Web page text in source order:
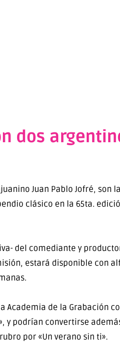
dos
Juan Pablo Jofré, son
clásico en la 65ta.
del comediante y
estará disponible con
Academia de la Grabación
y podrían convertirse
por «Un verano sin ti».